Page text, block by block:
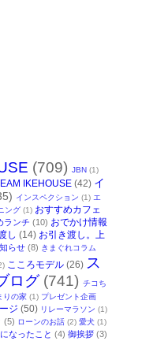
(709) JBN (1)
IKEHOUSE (42) イ
インスペクション (1) エ
ング (1) おすすめカフェ
ランチ (10) おでかけ情報
し (14) お引き渡し。上
らせ (8) きまぐれコラム
こころモデル (26) ス
ログ (741) チコち
りの家 (1) プレゼント企画
ジ (50) リレーマラソン (1)
(5) ローンのお話 (2) 愛犬 (1)
なったこと (4) 御挨拶 (3)